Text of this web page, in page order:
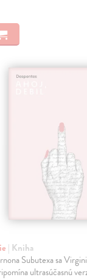
| Kniha
Subutexa sa
ultrasúčasnú